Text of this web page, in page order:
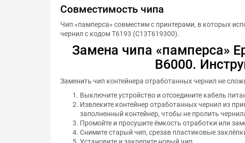
Совместимость чипа
Чип «памперса» совместим с принтерами, в которых
чернил с кодом T6193 (C13T619300).
Замена чипа «памперса»
B6000.
Заменить чип контейнера отработанных чернил не
Выключите устройство и отсоедините кабель
Извлеките контейнер отработанных чернил из
заполненный контейнер, чтобы не пролить
Промойте и просушите ёмкость отработки или
Снимите старый чип, срезав пластиковые
Установите и закрепите новый чип.